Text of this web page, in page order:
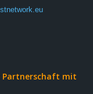
Partnerschaft mit